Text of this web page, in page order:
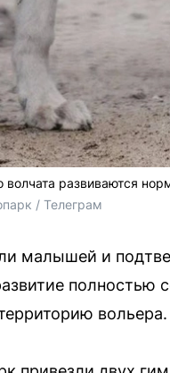
развиваются
/ Телеграм
малышей и
полностью
вольера.